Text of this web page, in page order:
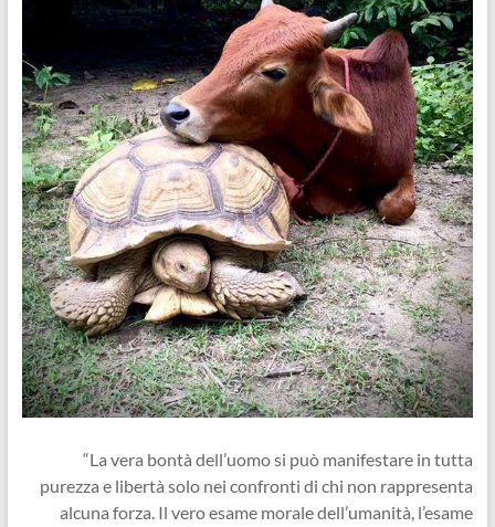
“La vera bontà dell’uomo si può manifestare in tutta
purezza e libertà solo nei confronti di chi non rappresenta
alcuna forza. Il vero esame morale dell’umanità, l’esame